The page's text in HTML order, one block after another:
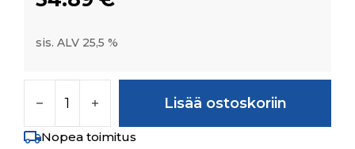
sis. ALV 25,5 %
Lisää ostoskoriin
Nopea toimitus